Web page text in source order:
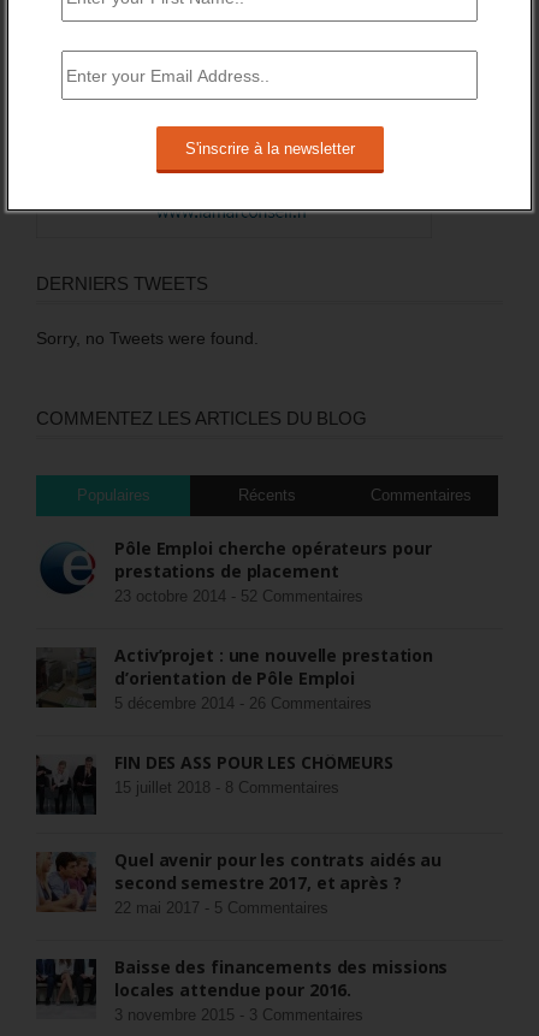
DERNIERS TWEETS
Sorry, no Tweets were found.
COMMENTEZ LES ARTICLES DU BLOG
Populaires Récents Commentaires
Pôle Emploi cherche opérateurs pour
prestations de placement
23 octobre 2014 - 52 Commentaires
Activ’projet : une nouvelle prestation
d’orientation de Pôle Emploi
5 décembre 2014 - 26 Commentaires
FIN DES ASS POUR LES CHÔMEURS
15 juillet 2018 - 8 Commentaires
Quel avenir pour les contrats aidés au
second semestre 2017, et après ?
22 mai 2017 - 5 Commentaires
Baisse des financements des missions
locales attendue pour 2016.
3 novembre 2015 - 3 Commentaires